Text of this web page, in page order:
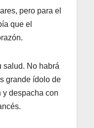
pero para el
que el
salud. No habrá
grande ídolo de
y despacha con